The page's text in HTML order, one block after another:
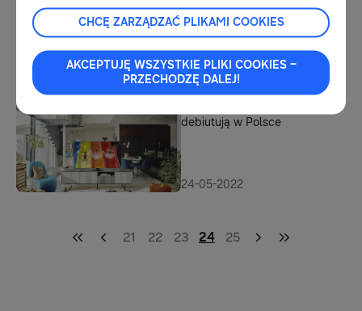
Pierwsze na świecie soundbary
z Bezprzewodowym Dolby
25-05-2022
debiutują w Polsce
24-05-2022
21 22 23 24 25
CHCĘ ZARZĄDZAĆ PLIKAMI COOKIES
AKCEPTUJĘ WSZYSTKIE PLIKI COOKIES –
PRZECHODZĘ DALEJ!